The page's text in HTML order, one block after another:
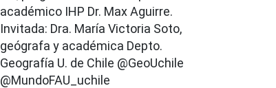
académico IHP Dr. Max Aguirre.
Invitada: Dra. María Victoria Soto,
geógrafa y académica Depto.
Geografía U. de Chile @GeoUchile
@MundoFAU_uchile